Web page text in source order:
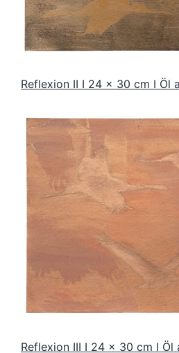
Reflexion II I 24 x 30 cm I Öl
Reflexion III I 24 x 30 cm I Öl